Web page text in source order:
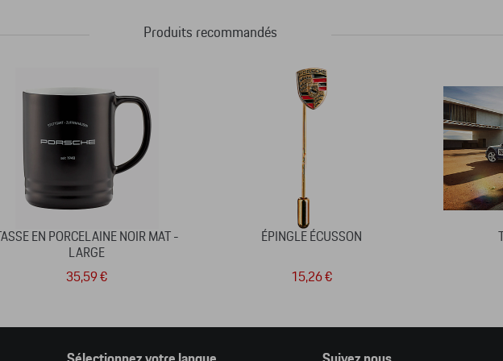
Produits recommandés
TASSE EN PORCELAINE NOIR MAT -
LARGE
35,59 €
ÉPINGLE ÉCUSSON
15,26 €